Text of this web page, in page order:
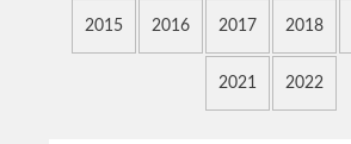
2015 2016 2017 2018
2021 2022